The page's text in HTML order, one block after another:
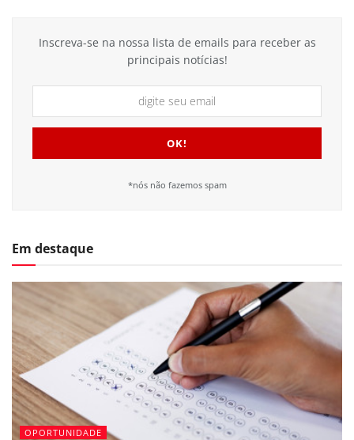
Inscreva-se na nossa lista de emails para receber as
principais notícias!
*nós não fazemos spam
Em destaque
OPORTUNIDADE